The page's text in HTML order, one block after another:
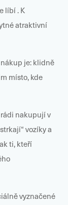
líbí . K
atraktivní
je: klidně
místo, kde
nakupují v
vozíky a
ti, kteří
vyznačené